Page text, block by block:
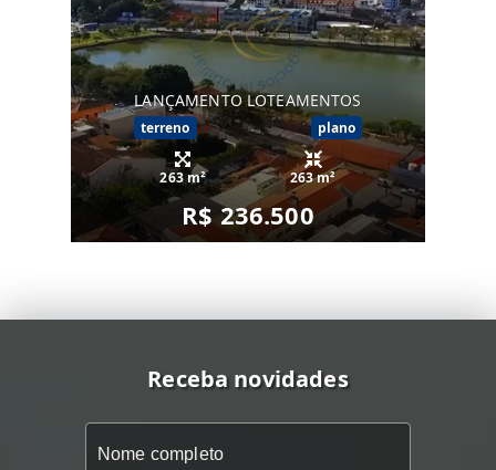
LANÇAMENTO LOTEAMENTOS
terreno plano
263 m² 263 m²
R$ 236.500
Receba novidades